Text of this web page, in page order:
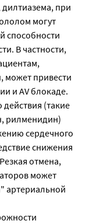
при
могут
способности
В частности,
привести
и AV блокаде.
(такие
рилменидин)
сердечного
снижения
отмена,
может
артериальной